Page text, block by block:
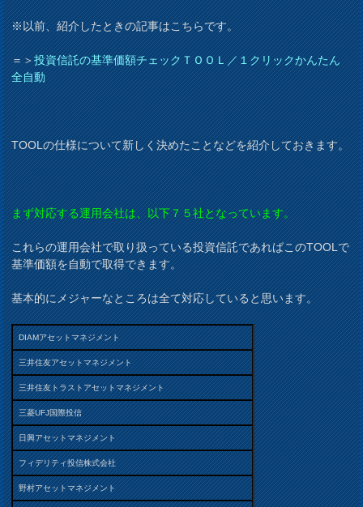
※以前、紹介したときの記事はこちらです。
＝＞投資信託の基準価額チェックＴＯＯＬ／１クリックかんたん
全自動
TOOLの仕様について新しく決めたことなどを紹介しておきます。
まず対応する運用会社は、以下７５社となっています。
これらの運用会社で取り扱っている投資信託であればこのTOOLで
基準価額を自動で取得できます。
基本的にメジャーなところは全て対応していると思います。
DIAMアセットマネジメント
三井住友アセットマネジメント
三井住友トラストアセットマネジメント
三菱UFJ国際投信
日興アセットマネジメント
フィデリティ投信株式会社
野村アセットマネジメント